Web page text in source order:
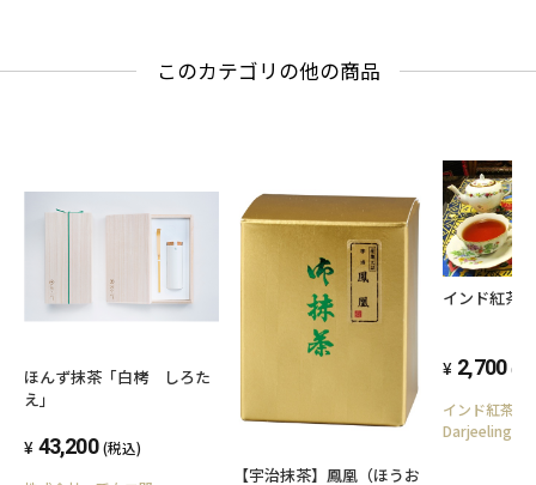
このカテゴリの他の商品
ほんず抹茶「白栲 しろた
え」
43,200 (税込)
【宇治抹茶】鳳凰（ほうお
インド紅茶
2,700 (税
インド紅茶
Darjeeling